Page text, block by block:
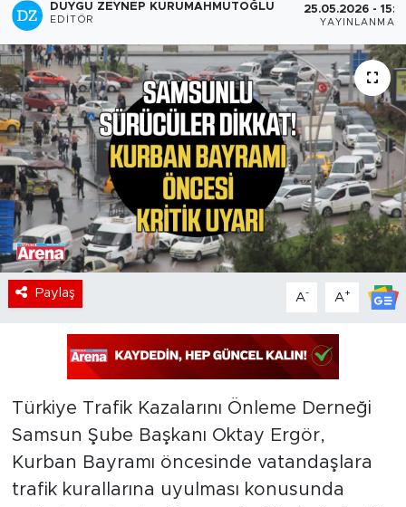
DUYGU ZEYNEP KURUMAHMUTOĞLU
EDITÖR
25.05.2026 -
YAYINLANMA
Paylaş A- A+
Türkiye Trafik Kazalarını Önleme Derneği
Samsun Şube Başkanı Oktay Ergör,
Kurban Bayramı öncesinde vatandaşlara
trafik kurallarına uyulması konusunda